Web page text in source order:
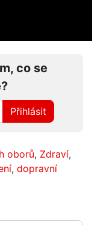
co se
Přihlásit
oborů, Zdraví,
, dopravní